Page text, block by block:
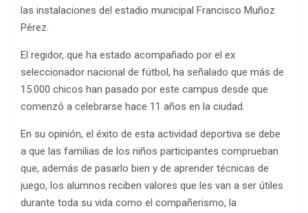
las instalaciones del estadio municipal Francisco Muñoz
Pérez.
El regidor, que ha estado acompañado por el ex
seleccionador nacional de fútbol, ha señalado que más de
15.000 chicos han pasado por este campus desde que
comenzó a celebrarse hace 11 años en la ciudad.
En su opinión, el éxito de esta actividad deportiva se debe
a que las familias de los niños participantes comprueban
que, además de pasarlo bien y de aprender técnicas de
juego, los alumnos reciben valores que les van a ser útiles
durante toda su vida como el compañerismo, la